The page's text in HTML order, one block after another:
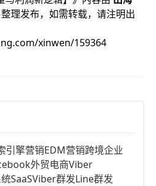
整理发布，如需转载，请注明出
xinwen/159364
引擎营销EDM营销跨境企业
外贸电商Viber
SaaSViber群发Line群发